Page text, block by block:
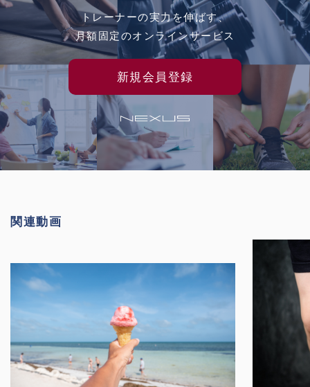
トレーナーの実力を伸ばす、
月額固定のオンラインサービス
新規会員登録
関連動画